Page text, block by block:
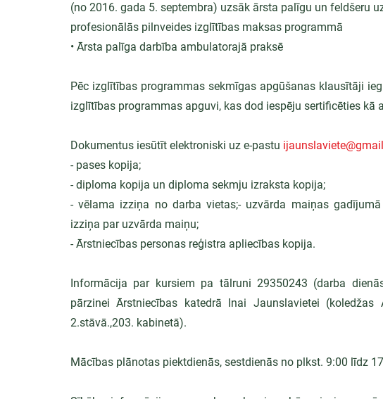
(no 2016. gada 5. septembra) uzsāk ārsta palīgu un feldšeru
profesionālās pilnveides izglītības maksas programmā
• Ārsta palīga darbība ambulatorajā praksē
Pēc izglītības programmas sekmīgas apgūšanas klausītāji
izglītības programmas apguvi, kas dod iespēju sertificēties kā
Dokumentus iesūtīt elektroniski uz e-pastu
- pases kopija;
- diploma kopija un diploma sekmju izraksta kopija;
- vēlama izziņa no darba vietas;- uzvārda maiņas
izziņa par uzvārda maiņu;
- Ārstniecības personas reģistra apliecības kopija.
Informācija par kursiem pa tālruni 29350243 (darba
pārzinei Ārstniecības katedrā Inai Jaunslavietei (koledžas
2.stāvā.,203. kabinetā).
Mācības plānotas piektdienās, sestdienās no plkst. 9:00 līdz